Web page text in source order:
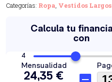
Categorías: Ropa, Vestidos Largos